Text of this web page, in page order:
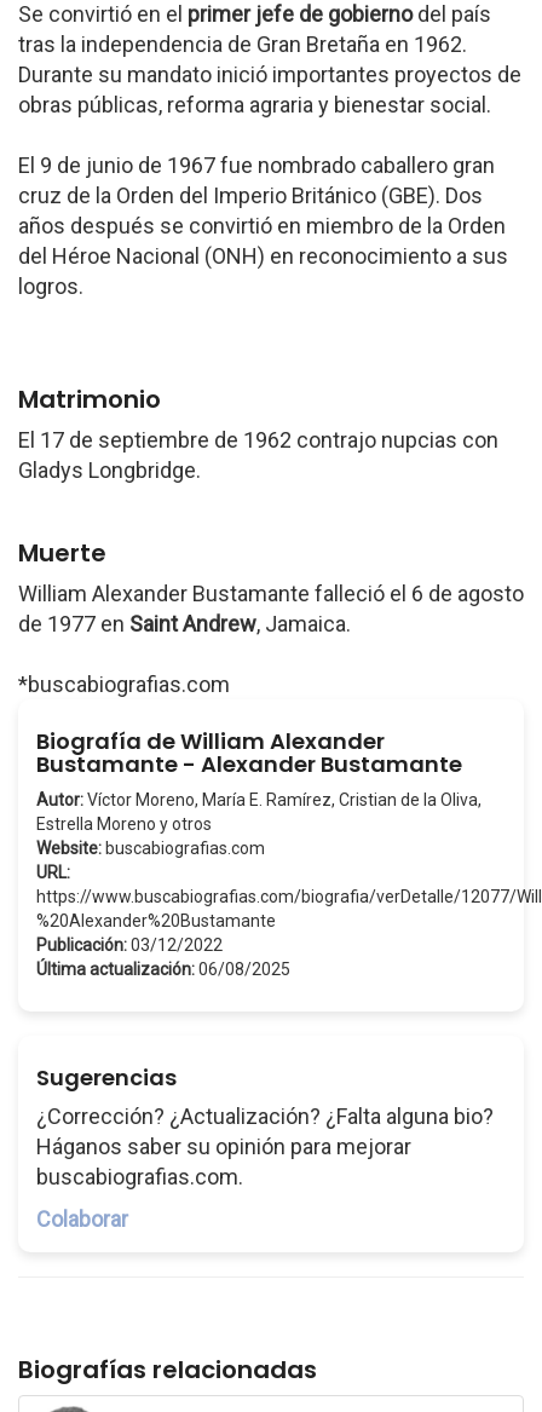
Se convirtió en el primer jefe de gobiernodel país
tras la independencia de Gran Bretaña en 1962.
Durante su mandato inició importantes proyectos de
obras públicas, reforma agraria y bienestar social.
El 9 de junio de 1967 fue nombrado caballero gran
cruz de la Orden del Imperio Británico (GBE). Dos
años después se convirtió en miembro de la Orden
del Héroe Nacional (ONH) en reconocimiento a sus
logros.
Matrimonio
El 17 de septiembre de 1962 contrajo nupcias con
Gladys Longbridge.
Muerte
William Alexander Bustamante falleció el 6 de agosto
de 1977 en Saint Andrew, Jamaica.
*buscabiografias.com
Biografía de William Alexander
Bustamante - Alexander Bustamante
Autor:Víctor Moreno, María E. Ramírez, Cristian de la Oliva,
Estrella Moreno y otros
Website: buscabiografias.com
URL:
https://www.buscabiografias.com/biografia/verDetalle/12077/
%20Alexander%20Bustamante
Publicación:03/12/2022
Última actualización:06/08/2025
Sugerencias
¿Corrección? ¿Actualización? ¿Falta alguna bio?
Háganos saber su opinión para mejorar
buscabiografias.com.
Colaborar
Biografías relacionadas